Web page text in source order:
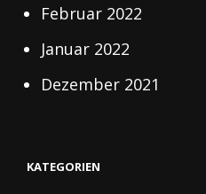
Februar 2022
Januar 2022
Dezember 2021
KATEGORIEN